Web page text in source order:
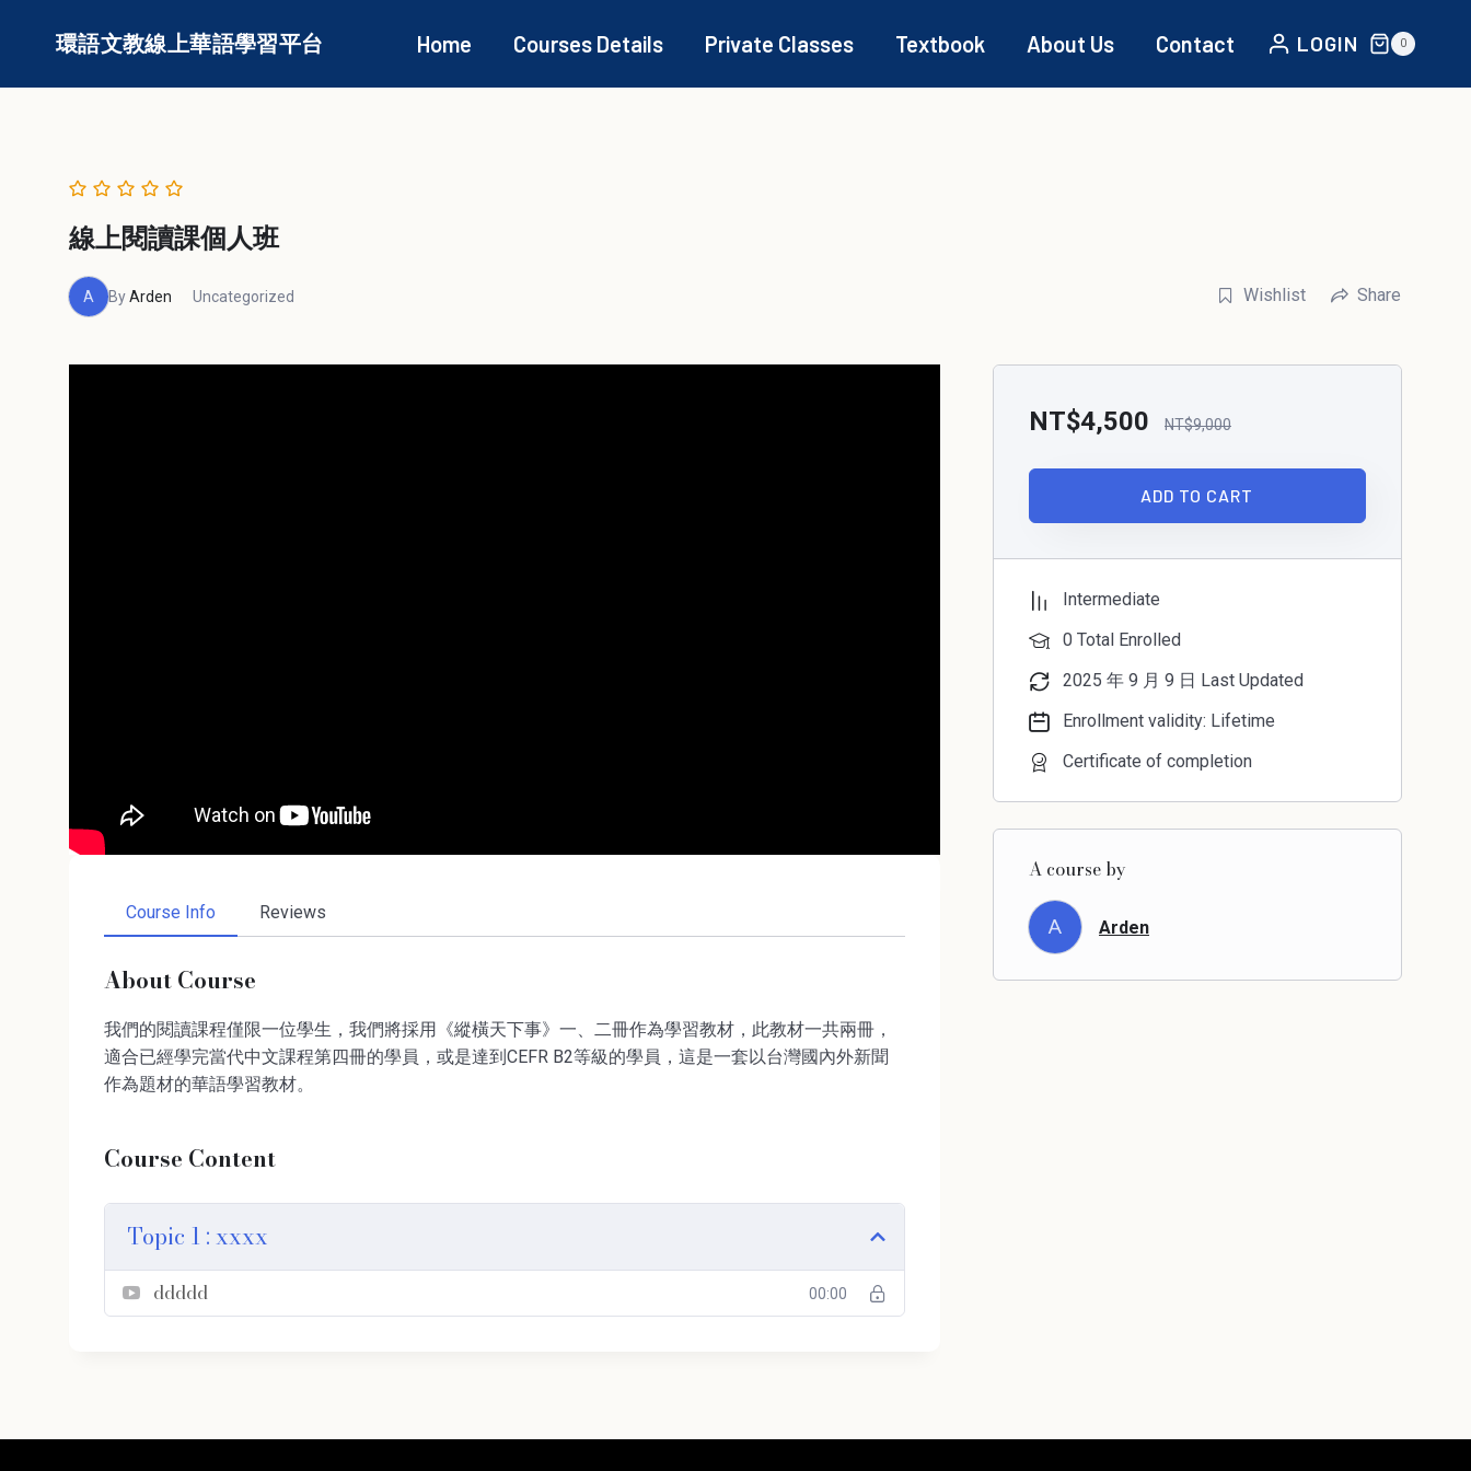
content
環語文教線上華語學習平台 Home Courses Details Private Classes Textbook About Us Contact LOGIN 0
線上閱讀課個人班
A ByArden Uncategorized Wishlist Share
Course Info Reviews
About Course
我們的閱讀課程僅限一位學生，我們將採用《縱橫天下事》一、二冊作為學習教材，此教材一共兩冊，
適合已經學完當代中文課程第四冊的學員，或是達到CEFR B2等級的學員，這是一套以台灣國內外新聞
作為題材的華語學習教材。
Course Content
Topic 1 : xxxx
ddddd 00:00
NT$4,500 NT$9,000
ADD TO CART
Intermediate
0 Total Enrolled
2025 年 9 月 9 日 Last Updated
Enrollment validity: Lifetime
Certificate of completion
A course by
A Arden